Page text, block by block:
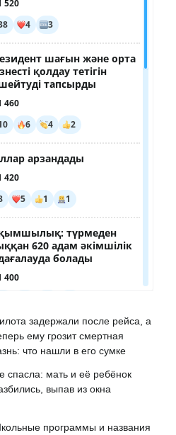
задержали после рейса, а
ему грозит смертная
что нашли в его сумке
спасла: мать и её ребёнок
выпав из окна
программы и названия